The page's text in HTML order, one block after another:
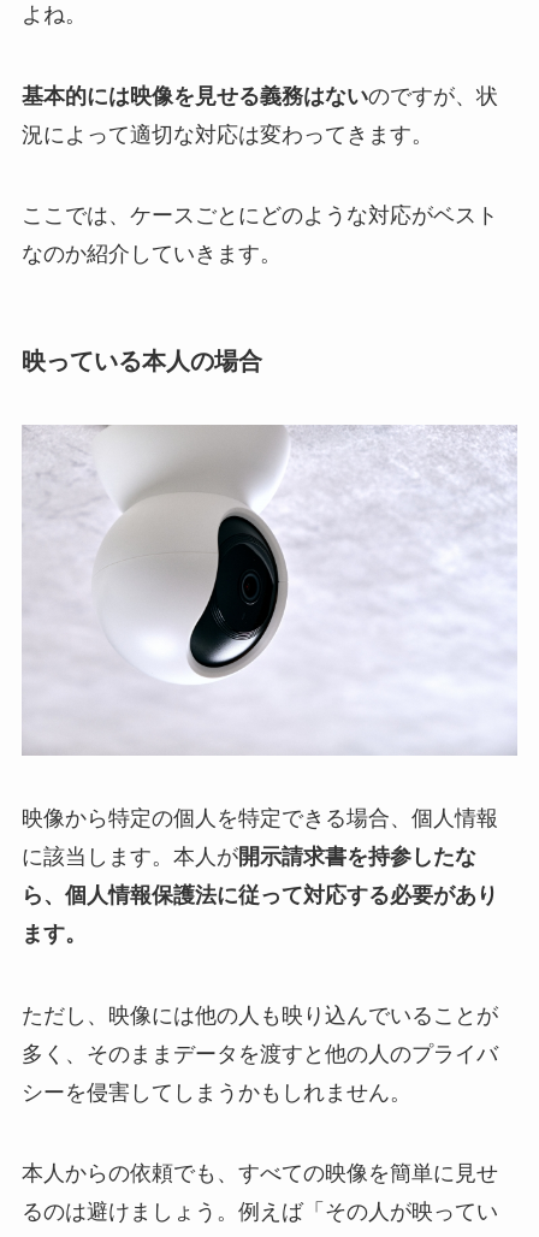
よね。
基本的には映像を見せる義務はないのですが、状
況によって適切な対応は変わってきます。
ここでは、ケースごとにどのような対応がベスト
なのか紹介していきます。
映っている本人の場合
映像から特定の個人を特定できる場合、個人情報
に該当します。本人が開示請求書を持参したな
ら、個人情報保護法に従って対応する必要があり
ます。
ただし、映像には他の人も映り込んでいることが
多く、そのままデータを渡すと他の人のプライバ
シーを侵害してしまうかもしれません。
本人からの依頼でも、すべての映像を簡単に見せ
るのは避けましょう。例えば「その人が映ってい